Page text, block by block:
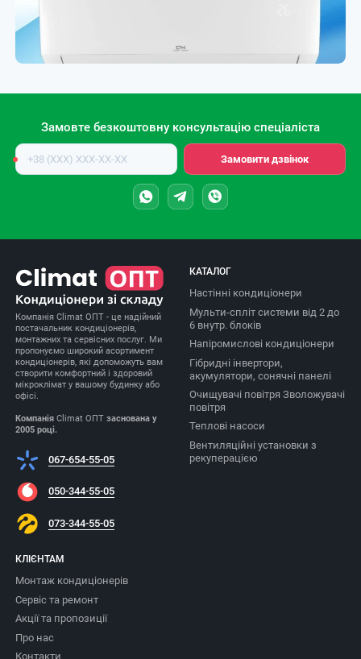
Замовте безкоштовну консультацію спеціаліста
Номер
телефону
Замовити дзвінок
Компанія Climat ОПТ - це надійний
постачальник кондиціонерів,
монтажних та сервісних послуг. Ми
пропонуємо широкий асортимент
кондиціонерів, які допоможуть вам
створити комфортний і здоровий
мікроклімат у вашому будинку або
офісі.
Компанія Climat ОПТзаснована у
2005 році.
067-654-55-05
050-344-55-05
073-344-55-05
КАТАЛОГ
Настінні кондиціонери
Мульти-спліт системи від 2 до
6 внутр. блоків
Напіромислові кондиціонери
Гібридні інвертори,
акумулятори, сонячні панелі
Очищувачі повітря Зволожувачі
повітря
Теплові насоси
Вентиляційні установки з
рекуперацією
КЛІЄНТАМ
Монтаж кондиціонерів
Сервіс та ремонт
Акції та пропозиції
Про нас
Контакти